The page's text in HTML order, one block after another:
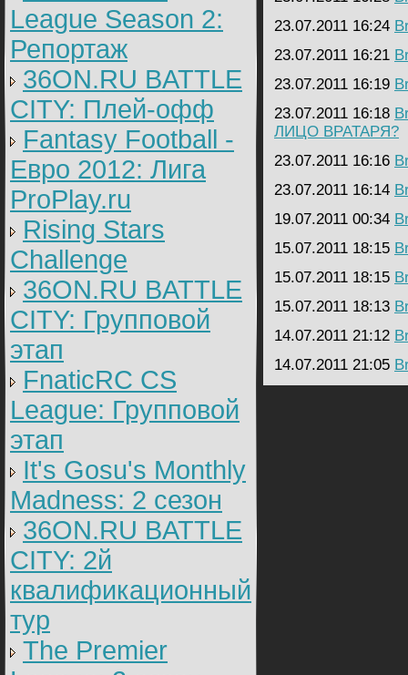
League Season 2:
Репортаж
36ON.RU BATTLE
CITY: Плей-офф
Fantasy Football -
Евро 2012: Лига
ProPlay.ru
Rising Stars
Challenge
36ON.RU BATTLE
CITY: Групповой
этап
FnaticRC CS
League: Групповой
этап
It's Gosu's Monthly
Madness: 2 сезон
36ON.RU BATTLE
CITY: 2й
квалификационный
тур
The Premier
23.07.2011 16:24
23.07.2011 16:21
23.07.2011 16:19
23.07.2011 16:18
ЛИЦО ВРАТАРЯ?
23.07.2011 16:16
23.07.2011 16:14
19.07.2011 00:34
15.07.2011 18:15
15.07.2011 18:15
15.07.2011 18:13
14.07.2011 21:12
14.07.2011 21:05